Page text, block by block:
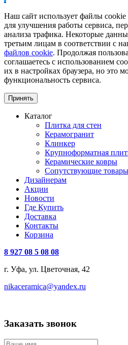
Наш сайт использует файлы
для улучшения работы сервиса,
анализа трафика. Некоторые
третьим лицам в соответствии с
файлов cookie. Продолжая
соглашаетесь с использованием
их в настройках браузера, но это
функциональность сервиса.
Принять
Каталог
Плитка для стен
Керамогранит
Клинкер
Крупноформатная
Керамические ковры
Сопутствующие товары
Дизайнерам
Акции
Новости
Где Купить
Доставка
Контакты
Корзина
8 927 08 5 08 08
г. Уфа, ул. Цветочная, 42
nikaceramica@yandex.ru
Заказать звонок